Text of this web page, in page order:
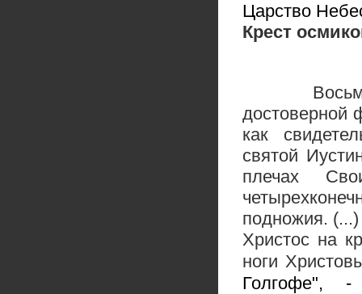
Царство
Крест
достоверной
как
святой
плечах
подножия.
Христос на
ноги
Голгофе", -